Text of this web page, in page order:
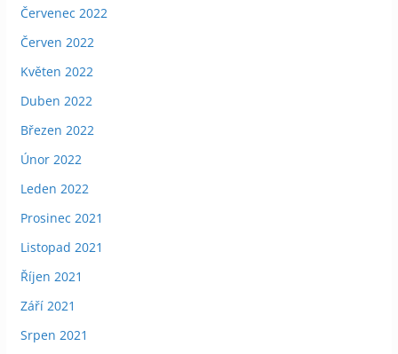
Červenec 2022
Červen 2022
Květen 2022
Duben 2022
Březen 2022
Únor 2022
Leden 2022
Prosinec 2021
Listopad 2021
Říjen 2021
Září 2021
Srpen 2021